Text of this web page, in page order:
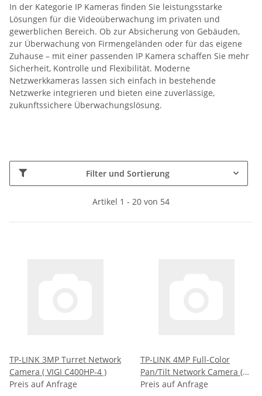
In der Kategorie IP Kameras finden Sie leistungsstarke
Lösungen für die Videoüberwachung im privaten und
gewerblichen Bereich. Ob zur Absicherung von Gebäuden,
zur Überwachung von Firmengeländen oder für das eigene
Zuhause – mit einer passenden IP Kamera schaffen Sie mehr
Sicherheit, Kontrolle und Flexibilität. Moderne
Netzwerkkameras lassen sich einfach in bestehende
Netzwerke integrieren und bieten eine zuverlässige,
zukunftssichere Überwachungslösung.
Filter und Sortierung
Artikel 1 - 20 von 54
TP-LINK 3MP Turret Network
Camera ( VIGI C400HP-4 )
Preis auf Anfrage
TP-LINK 4MP Full-Color
Pan/Tilt Network Camera (
VIGI C540(4MM) )
Preis auf Anfrage